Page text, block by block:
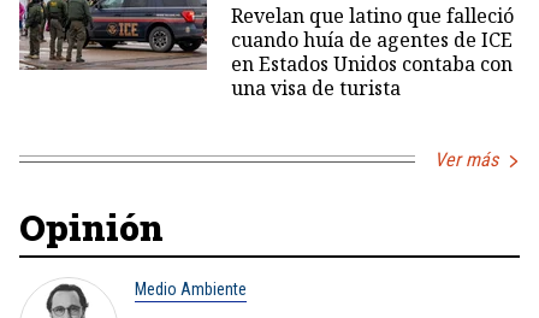
Revelan que latino que falleció
cuando huía de agentes de ICE
en Estados Unidos contaba con
una visa de turista
Ver más
Opinión
Medio Ambiente